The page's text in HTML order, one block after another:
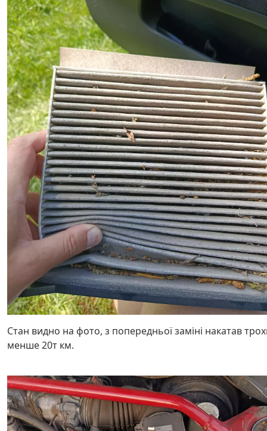
Стан видно на фото, з попередньої заміні накатав
менше 20т км.